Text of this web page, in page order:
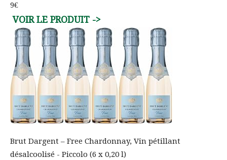
9€
Brut Dargent – Free Chardonnay, Vin pétillant
désalcoolisé - Piccolo (6 x 0,20 l)